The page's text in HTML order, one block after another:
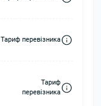
Тариф перевізника
Тариф
перевізника